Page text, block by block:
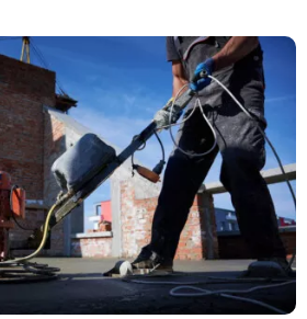
organismes de formation
recrutent
?